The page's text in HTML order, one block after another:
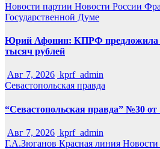
Новости партии Новости России
Государственной Думе
Юрий Афонин: КПРФ предложила
тысяч рублей
Авг 7, 2026 kprf_admin
Севастопольская правда
“Севастопольская правда” №30 от
Авг 7, 2026 kprf_admin
Г.А.Зюганов Красная линия Новости